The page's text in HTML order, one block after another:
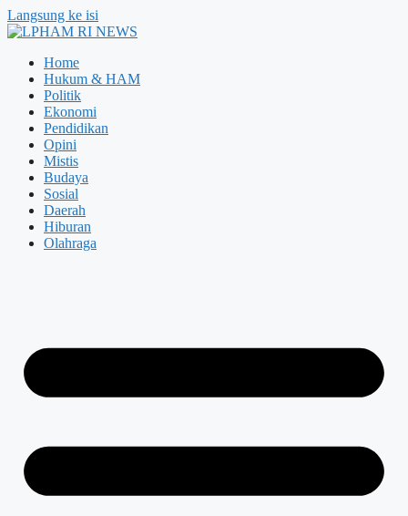
Langsung ke isi
Home
Hukum & HAM
Politik
Ekonomi
Pendidikan
Opini
Mistis
Budaya
Sosial
Daerah
Hiburan
Olahraga